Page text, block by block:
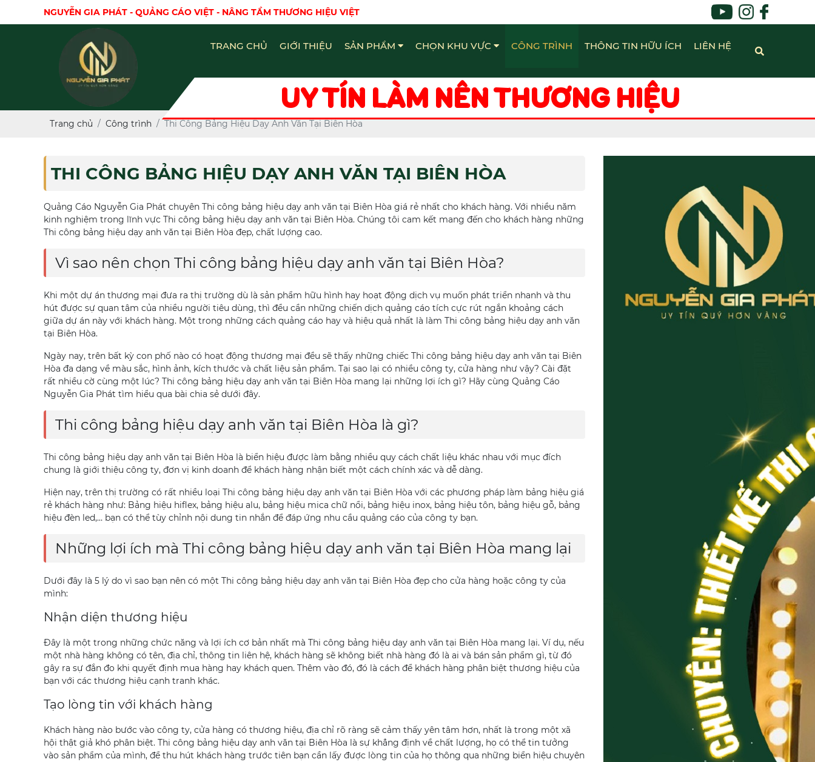
NGUYỄN GIA PHÁT - QUẢNG CÁO VIỆT - NÂNG TẦM THƯƠNG HIỆU VIỆT
TRANG CHỦ GIỚI THIỆU SẢN PHẨM CHỌN KHU VỰC CÔNG TRÌNH THÔNG TIN HỮU ÍCH LIÊN HỆ
UY TÍN LÀM NÊN THƯƠNG HIỆU
Trang chủ Công trình Thi Công Bảng Hiệu Dạy Anh Văn Tại Biên Hòa
THI CÔNG BẢNG HIỆU DẠY ANH VĂN TẠI BIÊN HÒA
Quảng Cáo Nguyễn Gia Phát chuyên Thi công bảng hiệu dạy anh văn tại Biên Hòa giá rẻ nhất cho khách hàng. Với nhiều năm
kinh nghiệm trong lĩnh vực Thi công bảng hiệu dạy anh văn tại Biên Hòa. Chúng tôi cam kết mang đến cho khách hàng những
Thi công bảng hiệu dạy anh văn tại Biên Hòa đẹp, chất lượng cao.
Vì sao nên chọn Thi công bảng hiệu dạy anh văn tại Biên Hòa?
Khi một dự án thương mại đưa ra thị trường dù là sản phẩm hữu hình hay hoạt động dịch vụ muốn phát triển nhanh và thu
hút được sự quan tâm của nhiều người tiêu dùng, thì đều cần những chiến dịch quảng cáo tích cực rút ngắn khoảng cách
giữa dự án này với khách hàng. Một trong những cách quảng cáo hay và hiệu quả nhất là làm Thi công bảng hiệu dạy anh văn
tại Biên Hòa.
Ngày nay, trên bất kỳ con phố nào có hoạt động thương mại đều sẽ thấy những chiếc Thi công bảng hiệu dạy anh văn tại Biên
Hòa đa dạng về màu sắc, hình ảnh, kích thước và chất liệu sản phẩm. Tại sao lại có nhiều công ty, cửa hàng như vậy? Cài đặt
rất nhiều cờ cùng một lúc? Thi công bảng hiệu dạy anh văn tại Biên Hòa mang lại những lợi ích gì? Hãy cùng Quảng Cáo
Nguyễn Gia Phát tìm hiểu qua bài chia sẻ dưới đây.
Thi công bảng hiệu dạy anh văn tại Biên Hòa là gì?
Thi công bảng hiệu dạy anh văn tại Biên Hòa là biển hiệu được làm bằng nhiều quy cách chất liệu khác nhau với mục đích
chung là giới thiệu công ty, đơn vị kinh doanh để khách hàng nhận biết một cách chính xác và dễ dàng.
Hiện nay, trên thị trường có rất nhiều loại Thi công bảng hiệu dạy anh văn tại Biên Hòa với các phương pháp làm bảng hiệu giá
rẻ khách hàng như: Bảng hiệu hiflex, bảng hiệu alu, bảng hiệu mica chữ nổi, bảng hiệu inox, bảng hiệu tôn, bảng hiệu gỗ, bảng
hiệu đèn led,… bạn có thể tùy chỉnh nội dung tin nhắn để đáp ứng nhu cầu quảng cáo của công ty bạn.
Những lợi ích mà Thi công bảng hiệu dạy anh văn tại Biên Hòa mang lại
Dưới đây là 5 lý do vì sao bạn nên có một Thi công bảng hiệu dạy anh văn tại Biên Hòa đẹp cho cửa hàng hoặc công ty của
mình:
Nhận diện thương hiệu
Đây là một trong những chức năng và lợi ích cơ bản nhất mà Thi công bảng hiệu dạy anh văn tại Biên Hòa mang lại. Ví dụ, nếu
một nhà hàng không có tên, địa chỉ, thông tin liên hệ, khách hàng sẽ không biết nhà hàng đó là ai và bán sản phẩm gì, từ đó
gây ra sự đắn đo khi quyết định mua hàng hay khách quen. Thêm vào đó, đó là cách để khách hàng phân biệt thương hiệu của
bạn với các thương hiệu cạnh tranh khác.
Tạo lòng tin với khách hàng
Khách hàng nào bước vào công ty, cửa hàng có thương hiệu, địa chỉ rõ ràng sẽ cảm thấy yên tâm hơn, nhất là trong một xã
hội thật giả khó phân biệt. Thi công bảng hiệu dạy anh văn tại Biên Hòa là sự khẳng định về chất lượng, họ có thể tin tưởng
vào sản phẩm của mình, để thu hút khách hàng trước tiên bạn cần lấy được lòng tin của họ thông qua những biển hiệu chuyên